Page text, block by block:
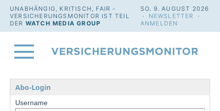
UNABHÄNGIG, KRITISCH, FAIR -
VERSICHERUNGSMONITOR IST TEIL
DER WATCH MEDIA GROUP
SO. 9. AUGUST 2026
· NEWSLETTER
·
ANMELDEN
Abo-Login
Username